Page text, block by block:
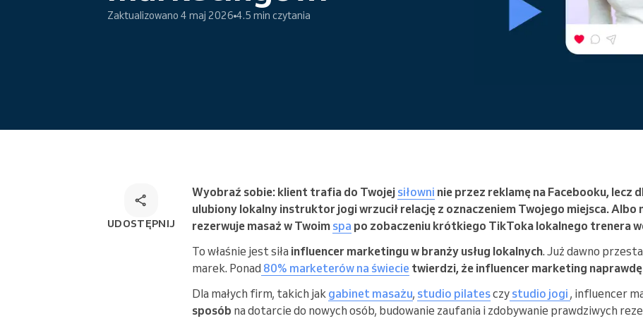
Wielokanałowe rozwiązanie do
Zaktualizowano 4 maj 2026 4.5 min czytania
UDOSTĘPNIJ
Wyobraź sobie: klient trafia do Twojej siłowni nie przez reklamę na Facebooku, lecz
ulubiony lokalny instruktor jogi wrzucił relację z oznaczeniem Twojego miejsca. Albo
rezerwuje masaż w Twoim spa po zobaczeniu krótkiego TikToka lokalnego trenera
To właśnie jest siła influencer marketingu w branży usług lokalnych. Już dawno
marek. Ponad 80% marketerów na świecie twierdzi, że influencer marketing
Dla małych firm, takich jak gabinet masażu, studio pilatesczy studio jogi , influencer
sposób na dotarcie do nowych osób, budowanie zaufania i zdobywanie prawdziwych